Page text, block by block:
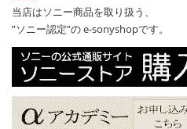
当店はソニー商品を取り扱う、
”ソニー認定”の e-sonyshopです。